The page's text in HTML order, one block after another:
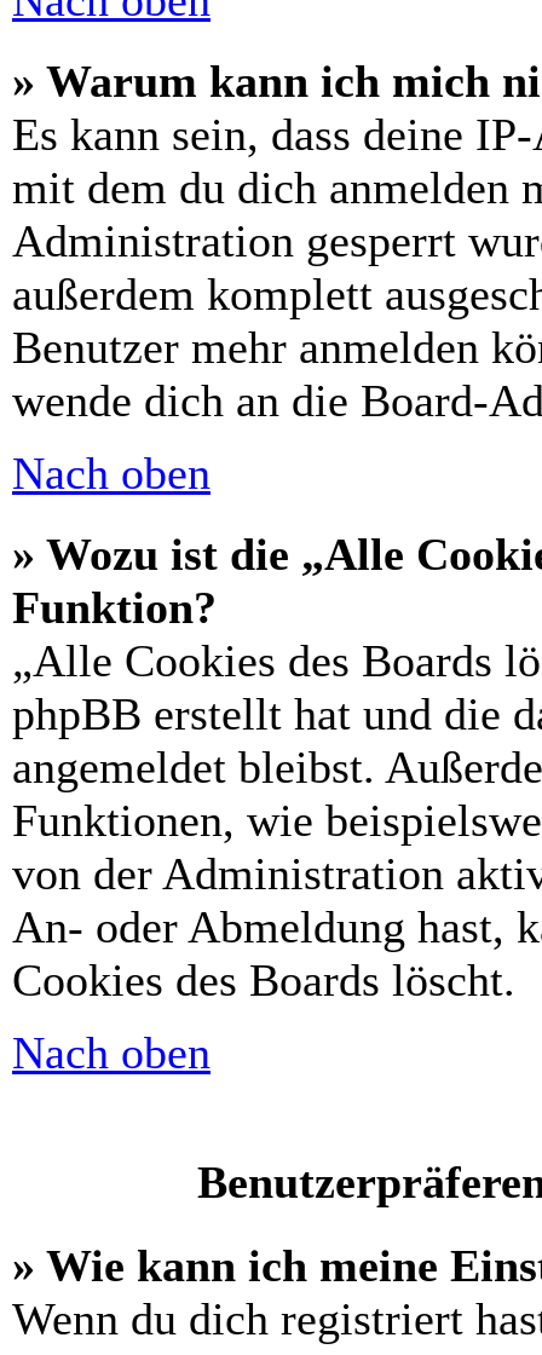
» Warum kann ich mich
Es kann sein, dass deine
mit dem du dich anmelden
Administration gesperrt
außerdem komplett
Benutzer mehr anmelden
wende dich an die Board-
Nach oben
» Wozu ist die „Alle
Funktion?
„Alle Cookies des Boards
phpBB erstellt hat und die
angemeldet bleibst.
Funktionen, wie
von der Administration
An- oder Abmeldung hast,
Cookies des Boards löscht.
Nach oben
» Wie kann ich meine
Wenn du dich registriert